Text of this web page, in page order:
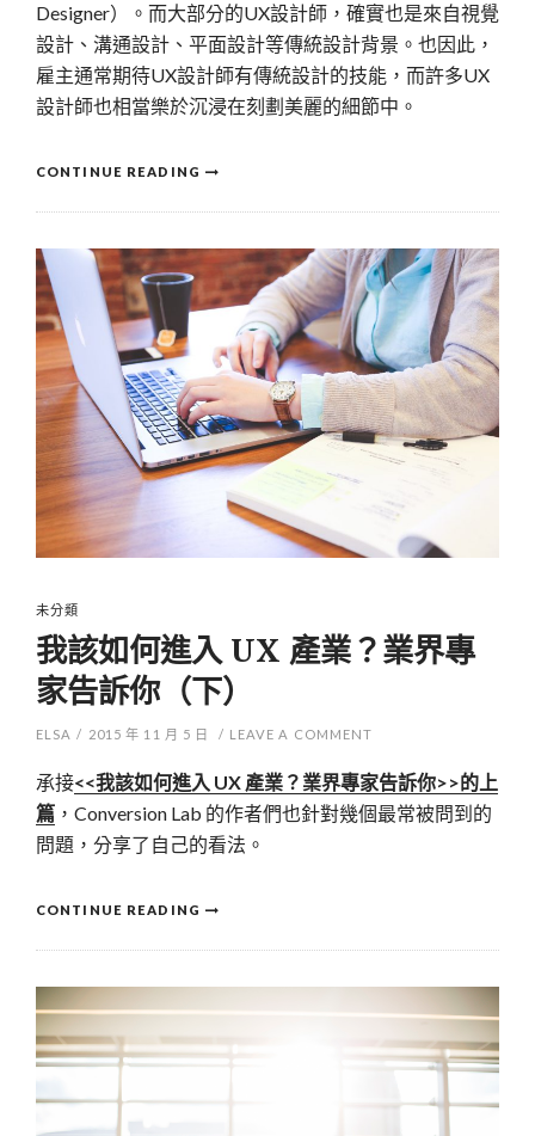
Designer）。而大部分的UX設計師，確實也是來自視覺
設計、溝通設計、平面設計等傳統設計背景。也因此，
雇主通常期待UX設計師有傳統設計的技能，而許多UX
設計師也相當樂於沉浸在刻劃美麗的細節中。
CONTINUE READING
未分類
我該如何進入 UX 產業？業界專
家告訴你（下）
ELSA / 2015 年 11 月 5 日 / LEAVE A COMMENT
承接<<我該如何進入 UX 產業？業界專家告訴你>>的上
篇 ，Conversion Lab 的作者們也針對幾個最常被問到的
問題，分享了自己的看法。
CONTINUE READING